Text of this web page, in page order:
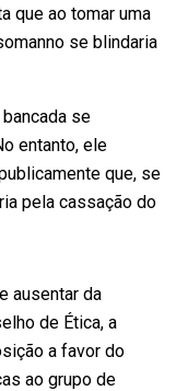
que ao tomar uma
se blindaria
se
entanto, ele
que, se
pela cassação do
ausentar da
de Ética, a
a favor do
ao grupo de